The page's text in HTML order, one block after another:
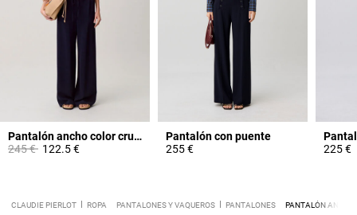
Pantalón ancho color crudo
Price reduced from
245 €to122.5 €
Pantalón con puente
255 €
225 €
CLAUDIE PIERLOT ROPA PANTALONES Y VAQUEROS PANTALONES PANTALÓN ANCHO